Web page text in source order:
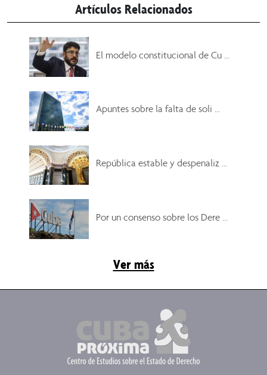
Artículos Relacionados
El modelo constitucional de Cu ...
Apuntes sobre la falta de soli ...
República estable y despenaliz ...
Por un consenso sobre los Dere ...
Ver más